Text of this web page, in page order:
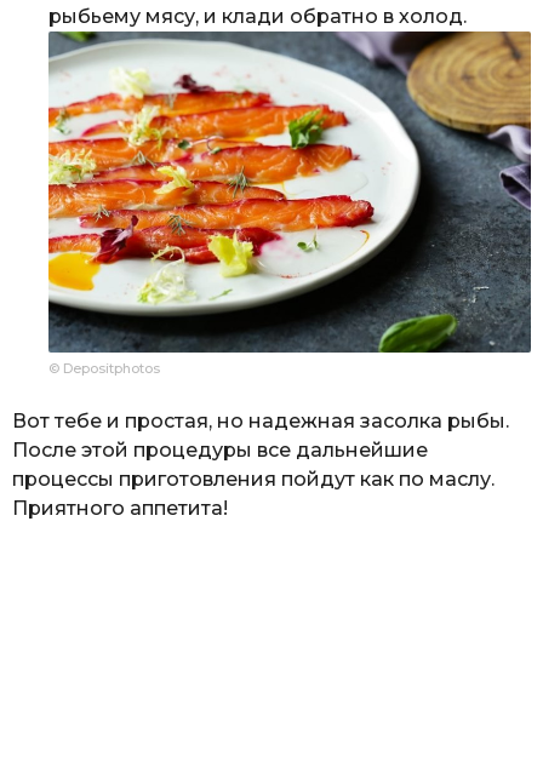
рыбьему мясу, и клади обратно в холод.
© Depositphotos
Вот тебе и простая, но надежная засолка рыбы.
После этой процедуры все дальнейшие
процессы приготовления пойдут как по маслу.
Приятного аппетита!